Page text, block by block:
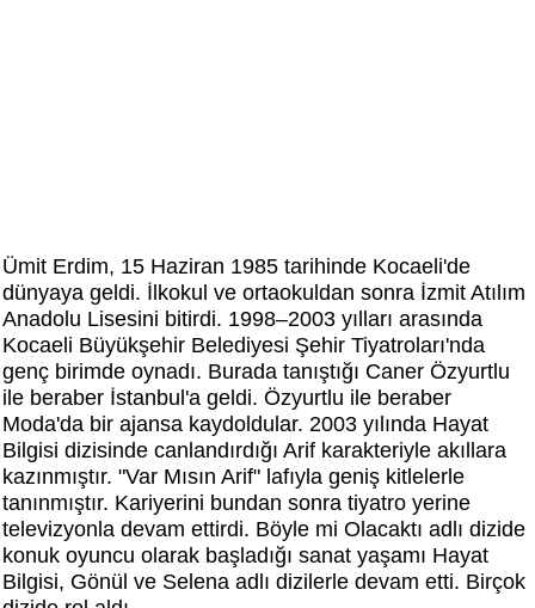
Ümit Erdim, 15 Haziran 1985 tarihinde Kocaeli'de
dünyaya geldi. İlkokul ve ortaokuldan sonra İzmit Atılım
Anadolu Lisesini bitirdi. 1998–2003 yılları arasında
Kocaeli Büyükşehir Belediyesi Şehir Tiyatroları'nda
genç birimde oynadı. Burada tanıştığı Caner Özyurtlu
ile beraber İstanbul'a geldi. Özyurtlu ile beraber
Moda'da bir ajansa kaydoldular. 2003 yılında Hayat
Bilgisi dizisinde canlandırdığı Arif karakteriyle akıllara
kazınmıştır. "Var Mısın Arif" lafıyla geniş kitlelerle
tanınmıştır. Kariyerini bundan sonra tiyatro yerine
televizyonla devam ettirdi. Böyle mi Olacaktı adlı dizide
konuk oyuncu olarak başladığı sanat yaşamı Hayat
Bilgisi, Gönül ve Selena adlı dizilerle devam etti. Birçok